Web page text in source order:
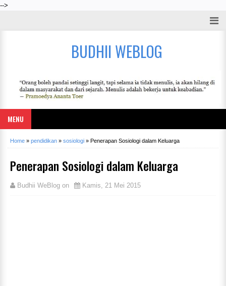
-->
BUDHII WEBLOG
MENU
Home » pendidikan » sosiologi » Penerapan Sosiologi dalam Keluarga
Penerapan Sosiologi dalam Keluarga
Budhii WeBlog on Kamis, 21 Mei 2015